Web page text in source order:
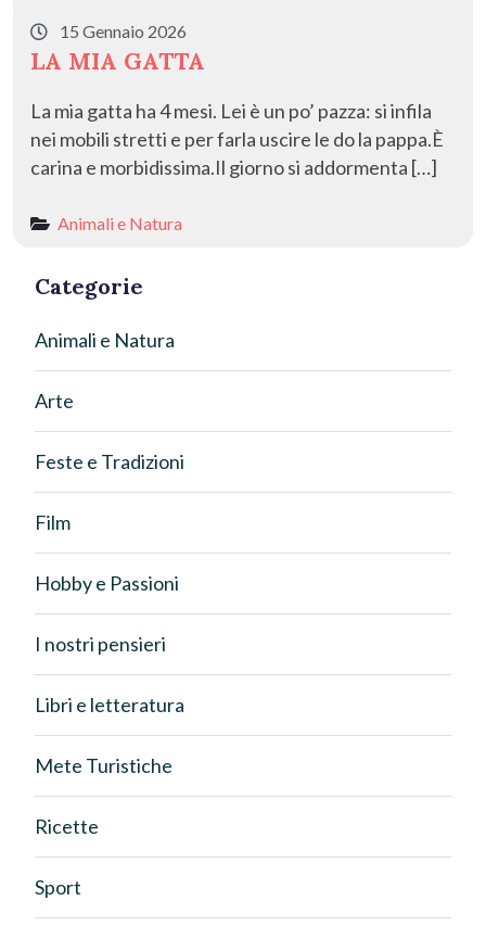
15 Gennaio 2026
LA MIA GATTA
La mia gatta ha 4 mesi. Lei è un po’ pazza: si infila
nei mobili stretti e per farla uscire le do la pappa.È
carina e morbidissima.Il giorno si addormenta […]
Animali e Natura
Categorie
Animali e Natura
Arte
Feste e Tradizioni
Film
Hobby e Passioni
I nostri pensieri
Libri e letteratura
Mete Turistiche
Ricette
Sport